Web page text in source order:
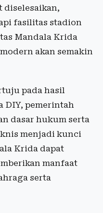
diselesaikan,
fasilitas stadion
Mandala Krida
akan semakin
pada hasil
DIY, pemerintah
dasar hukum serta
menjadi kunci
Krida dapat
manfaat
serta